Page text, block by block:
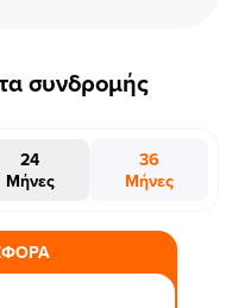
συνδρομής
24
Μήνες
36
Μήνες